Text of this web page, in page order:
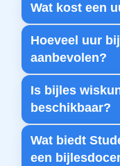
Wat kost een
Hoeveel uur
aanbevolen?
Is bijles
beschikbaar?
Wat biedt
een